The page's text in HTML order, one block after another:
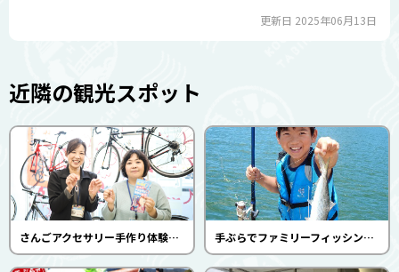
更新日 2025年06月13日
近隣の観光スポット
さんごアクセサリー手作り体験（宿毛市観光協会） 手ぶらでファミリーフィッシング体験（宿毛市観光協会）